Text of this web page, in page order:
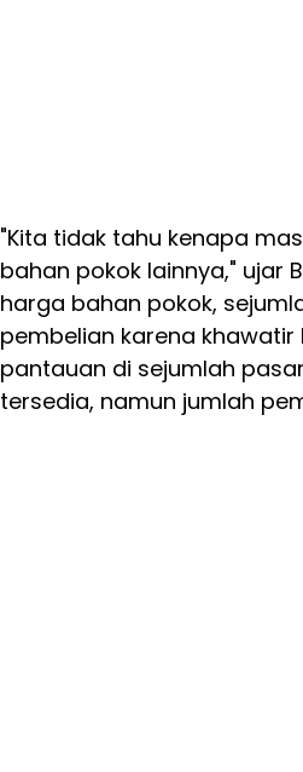
"Kita tidak tahu kenapa
bahan pokok lainnya," ujar
harga bahan pokok,
pembelian karena
pantauan di sejumlah
tersedia, namun jumlah